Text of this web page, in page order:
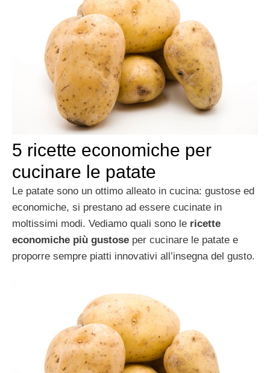
5 ricette economiche per
cucinare le patate
Le patate sono un ottimo alleato in cucina: gustose ed
economiche, si prestano ad essere cucinate in
moltissimi modi. Vediamo quali sono le ricette
economiche più gustose per cucinare le patate e
proporre sempre piatti innovativi all’insegna del gusto.